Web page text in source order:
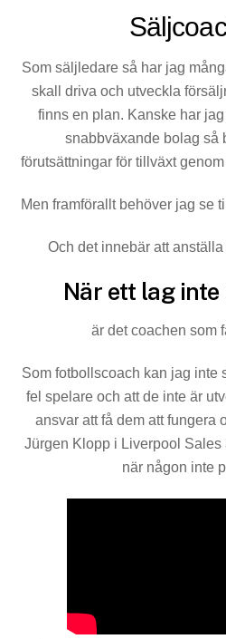
Som säljledare så har jag
skall driva och utveckla
finns en plan. Kanske har
snabbväxande bolag så
förutsättningar för tillväxt
Men framförallt behöver jag se
Och det innebär att
När ett lag
är det coachen som
Som fotbollscoach kan jag inte
fel spelare och att de inte är
ansvar att få dem att fungera
Jürgen Klopp i Liverpool Sales
när någon inte